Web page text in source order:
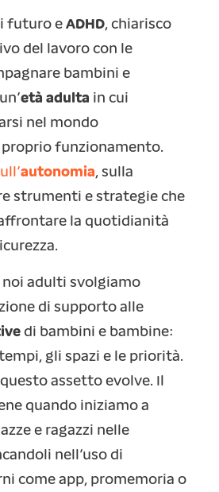
futuro e ADHD, chiarisco
del lavoro con le
bambini e
età adulta in cui
nel mondo
funzionamento.
autonomia, sulla
strumenti e strategie che
la quotidianità
adulti svolgiamo
di supporto alle
di bambini e bambine:
gli spazi e le priorità.
assetto evolve. Il
quando iniziamo a
e ragazzi nelle
nell’uso di
come app, promemoria o